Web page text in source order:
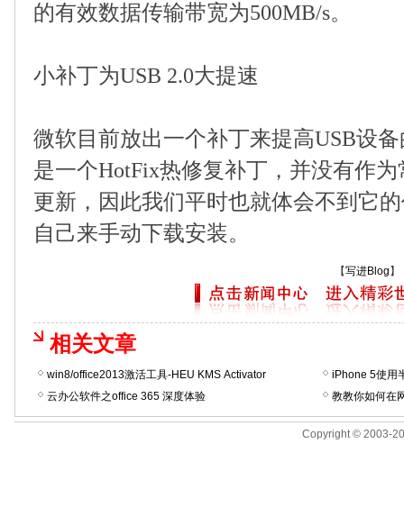
的有效数据传输带宽为500MB/s。
小补丁为USB 2.0大提速
微软目前放出一个补丁来提高USB设
是一个HotFix热修复补丁，并没有作
更新，因此我们平时也就体会不到它
自己来手动下载安装。
【写进Blog 】
相关文章
win8/office2013激活工具-HEU KMS Activator
iPhone 5使用
云办公软件之office 365 深度体验
教教你如何在
Copyright © 2003-